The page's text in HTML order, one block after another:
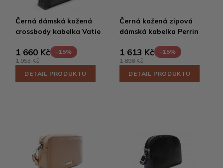
Černá dámská kožená
crossbody kabelka Vatie
1 660 Kč
-15%
1 953 Kč
DETAIL PRODUKTU
Černá kožená zipová
dámská kabelka Perrin
1 613 Kč
-15%
1 898 Kč
DETAIL PRODUKTU